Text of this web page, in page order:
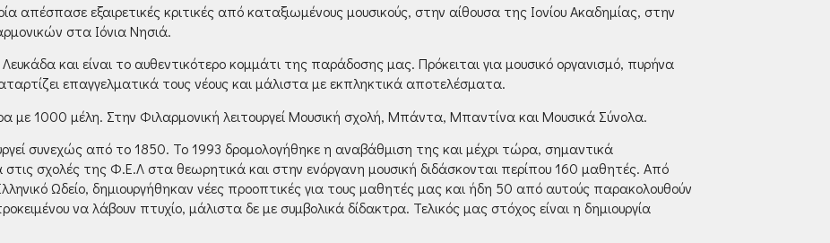
απέσπασε εξαιρετικές κριτικές από καταξιωμένους μουσικούς, στην αίθουσα της Ιονίου Ακαδημίας, στην
στα Ιόνια Νησιά.
και είναι το αυθεντικότερο κομμάτι της παράδοσης μας. Πρόκειται για μουσικό οργανισμό, πυρήνα
επαγγελματικά τους νέους και μάλιστα με εκπληκτικά αποτελέσματα.
με 1000 μέλη. Στην Φιλαρμονική λειτουργεί Μουσική σχολή, Μπάντα, Μπαντίνα και Μουσικά Σύνολα.
συνεχώς από το 1850. Το 1993 δρομολογήθηκε η αναβάθμιση της και μέχρι τώρα, σημαντικά
σχολές της Φ.Ε.Λ στα θεωρητικά και στην ενόργανη μουσική διδάσκονται περίπου 160 μαθητές. Από
Ωδείο, δημιουργήθηκαν νέες προοπτικές για τους μαθητές μας και ήδη 50 από αυτούς παρακολουθούν
να λάβουν πτυχίο, μάλιστα δε με συμβολικά δίδακτρα. Τελικός μας στόχος είναι η δημιουργία